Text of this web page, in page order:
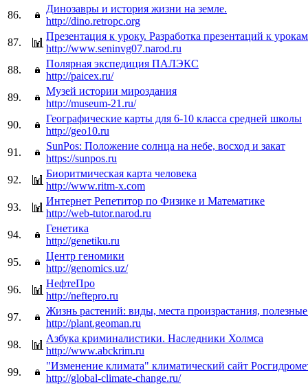
86.
Динозавры и история жизни на земле.
http://dino.retropc.org
87.
Презентация к уроку. Разработка презентаций к
http://www.seninvg07.narod.ru
88.
Полярная экспедиция ПАЛЭКС
http://paicex.ru/
89.
Музей истории мироздания
http://museum-21.ru/
90.
Географические карты для 6-10 класса средней школы
http://geo10.ru
91.
SunPos: Положение солнца на небе, восход и закат
https://sunpos.ru
92.
Биоритмическая карта человека
http://www.ritm-x.com
93.
Интернет Репетитор по Физике и Математике
http://web-tutor.narod.ru
94.
Генетика
http://genetiku.ru
95.
Центр геномики
http://genomics.uz/
96.
НефтеПро
http://neftepro.ru
97.
Жизнь растений: виды, места произрастания, полезные
http://plant.geoman.ru
98.
Азбука криминалистики. Наследники Холмса
http://www.abckrim.ru
99.
"Изменение климата" климатический сайт
http://global-climate-change.ru/